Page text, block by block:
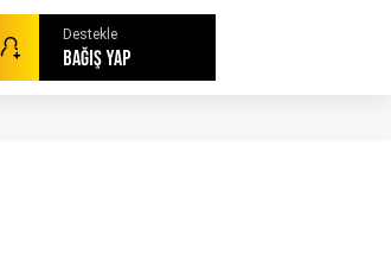
Destekle
BAĞIŞ YAP